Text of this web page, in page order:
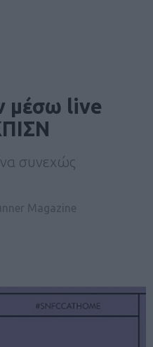
μέσω live
συνεχώς
Magazine